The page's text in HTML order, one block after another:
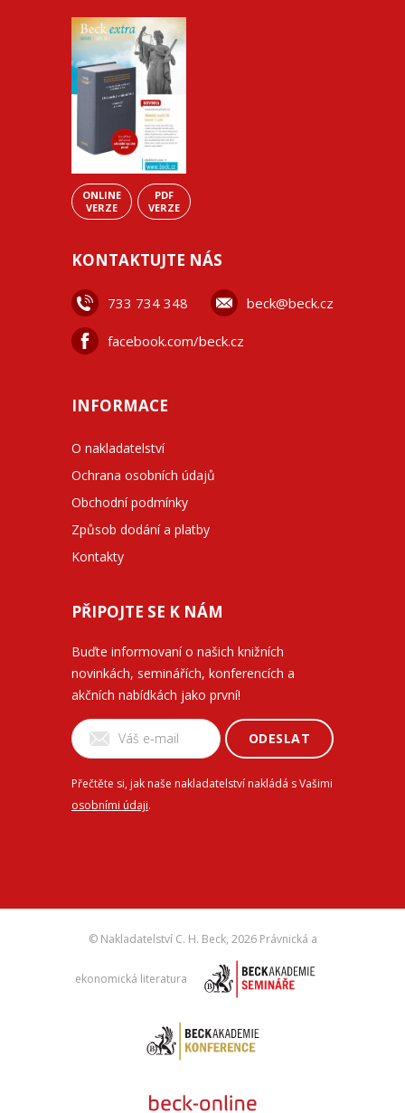
ONLINE
VERZE
PDF
VERZE
KONTAKTUJTE NÁS
733 734 348 beck@beck.cz
facebook.com/beck.cz
INFORMACE
O nakladatelství
Ochrana osobních údajů
Obchodní podmínky
Způsob dodání a platby
Kontakty
PŘIPOJTE SE K NÁM
Buďte informovaní o našich knižních
novinkách, seminářích, konferencích a
akčních nabídkách jako první!
ODESLAT
Přečtěte si, jak naše nakladatelství nakládá s Vašimi
osobními údaji.
© Nakladatelství C. H. Beck, 2026 Právnická a
ekonomická literatura